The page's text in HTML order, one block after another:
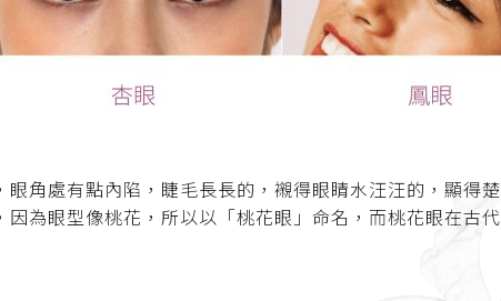
角處有點內陷，睫毛長長的，襯得眼睛水汪汪的，顯得楚
為眼型像桃花，所以以「桃花眼」命名，而桃花眼在古